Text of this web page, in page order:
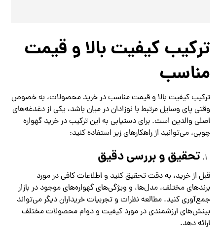
ترکیب کیفیت بالا و قیمت
مناسب
ترکیب کیفیت بالا و قیمت مناسب در خرید محصولات، به خصوص
وقتی پای وسایل مرتبط با نوزادان در میان باشد، یکی از دغدغه‌های
اصلی والدین است. برای دستیابی به این ترکیب در خرید گهواره
چوبی، می‌توانید از راهکارهای زیر استفاده کنید:
تحقیق و بررسی دقیق
قبل از خرید، به دقت تحقیق کنید و اطلاعات کافی در مورد
برندهای مختلف، مدل‌ها، و ویژگی‌های گهواره‌های موجود در بازار
جمع‌آوری کنید. مطالعه نظرات و تجربیات خریداران دیگر می‌تواند
بینش‌های ارزشمندی در مورد کیفیت و دوام محصولات مختلف
ارائه دهد.